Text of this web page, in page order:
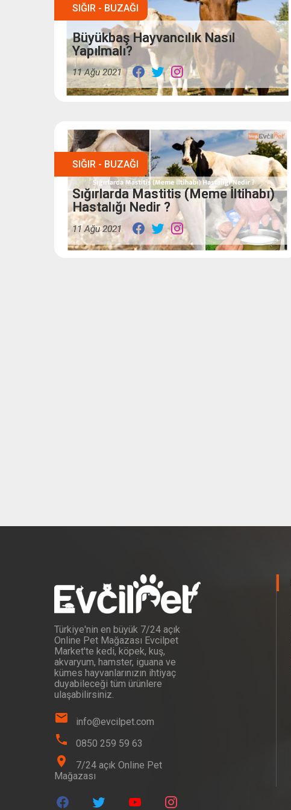
SIĞIR - BUZAĞI
Büyükbaş Hayvancılık Nasıl
Yapılmalı?
11 Ağu 2021
SIĞIR - BUZAĞI
Sığırlarda Mastitis (Meme İltihabı)
Hastalığı Nedir ?
11 Ağu 2021
Türkiye'nin en büyük 7/24 açık
Online Pet Mağazası Evcilpet
Market'te kedi, köpek, kuş,
akvaryum, hamster, iguana ve
kümes hayvanlarınızın ihtiyaç
duyabileceği tüm ürünlere
ulaşabilirsiniz.
info@evcilpet.com
0850 259 59 63
7/24 açık Online Pet
Mağazası